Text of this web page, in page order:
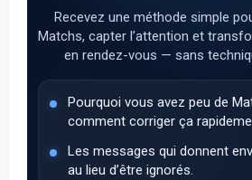
Recevez une méthode simple
Matchs, capter l’attention et
en rendez-vous — sans
Pourquoi vous avez peu de
comment corriger ça
Les messages qui donnent
au lieu d’être ignorés.